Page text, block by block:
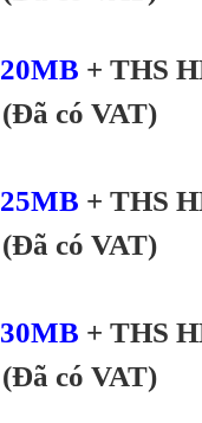
20MB + THS
(Đã có VAT)
25MB + THS
(Đã có VAT)
30MB + THS
(Đã có VAT)